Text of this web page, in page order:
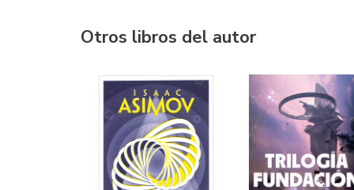
Otros libros del autor